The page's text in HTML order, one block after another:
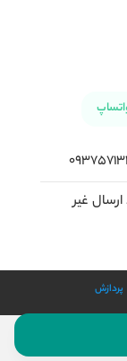
22 ( فقط ارسال غیر
پردازش